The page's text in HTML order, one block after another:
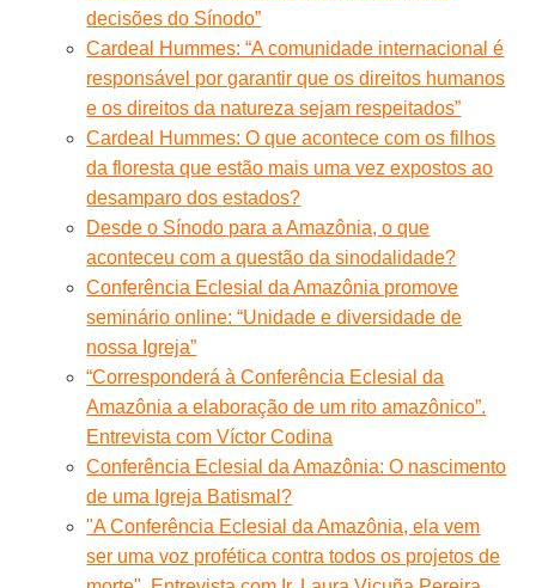
decisões do Sínodo”
Cardeal Hummes: “A comunidade internacional é
responsável por garantir que os direitos humanos
e os direitos da natureza sejam respeitados”
Cardeal Hummes: O que acontece com os filhos
da floresta que estão mais uma vez expostos ao
desamparo dos estados?
Desde o Sínodo para a Amazônia, o que
aconteceu com a questão da sinodalidade?
Conferência Eclesial da Amazônia promove
seminário online: “Unidade e diversidade de
nossa Igreja”
“Corresponderá à Conferência Eclesial da
Amazônia a elaboração de um rito amazônico”.
Entrevista com Víctor Codina
Conferência Eclesial da Amazônia: O nascimento
de uma Igreja Batismal?
"A Conferência Eclesial da Amazônia, ela vem
ser uma voz profética contra todos os projetos de